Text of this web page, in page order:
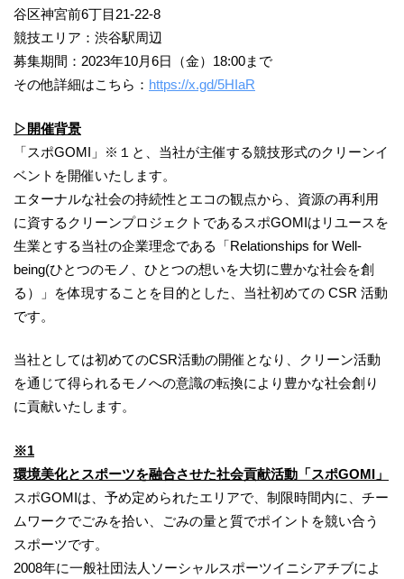
谷区神宮前6丁目21-22-8
競技エリア：渋谷駅周辺
募集期間：2023年10月6日（金）18:00まで
その他詳細はこちら： https://x.gd/5HIaR
▷開催背景
「スポGOMI」※１と、当社が主催する競技形式のクリーンイ
ベントを開催いたします。
エターナルな社会の持続性とエコの観点から、資源の再利用
に資するクリーンプロジェクトであるスポGOMIはリユースを
生業とする当社の企業理念である「Relationships for Well-
being(ひとつのモノ、ひとつの想いを大切に豊かな社会を創
る）」を体現することを目的とした、当社初めての CSR 活動
です。
当社としては初めてのCSR活動の開催となり、クリーン活動
を通じて得られるモノへの意識の転換により豊かな社会創り
に貢献いたします。
※1
環境美化とスポーツを融合させた社会貢献活動「スポGOMI」
スポGOMIは、予め定められたエリアで、制限時間内に、チー
ムワークでごみを拾い、ごみの量と質でポイントを競い合う
スポーツです。
2008年に一般社団法人ソーシャルスポーツイニシアチブによ